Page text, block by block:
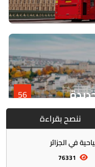
56
ننصح بقراءة
الجزائر
76331